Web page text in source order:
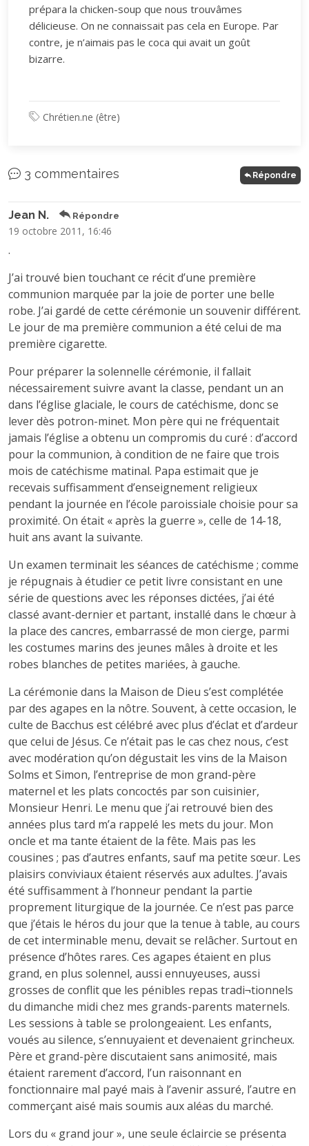
prépara la chicken-soup que nous trouvâmes
délicieuse. On ne connaissait pas cela en Europe. Par
contre, je n’aimais pas le coca qui avait un goût
bizarre.
Chrétien.ne (être)
3 commentaires Répondre
Jean N. Répondre
19 octobre 2011, 16:46
.
J’ai trouvé bien touchant ce récit d’une première
communion marquée par la joie de porter une belle
robe. J’ai gardé de cette cérémonie un souvenir différent.
Le jour de ma première communion a été celui de ma
première cigarette.
Pour préparer la solennelle cérémonie, il fallait
nécessairement suivre avant la classe, pendant un an
dans l’église glaciale, le cours de catéchisme, donc se
lever dès potron-minet. Mon père qui ne fréquentait
jamais l’église a obtenu un compromis du curé : d’accord
pour la communion, à condition de ne faire que trois
mois de catéchisme matinal. Papa estimait que je
recevais suffisamment d’enseignement religieux
pendant la journée en l’école paroissiale choisie pour sa
proximité. On était « après la guerre », celle de 14-18,
huit ans avant la suivante.
Un examen terminait les séances de catéchisme ; comme
je répugnais à étudier ce petit livre consistant en une
série de questions avec les réponses dictées, j’ai été
classé avant-dernier et partant, installé dans le chœur à
la place des cancres, embarrassé de mon cierge, parmi
les costumes marins des jeunes mâles à droite et les
robes blanches de petites mariées, à gauche.
La cérémonie dans la Maison de Dieu s’est complétée
par des agapes en la nôtre. Souvent, à cette occasion, le
culte de Bacchus est célébré avec plus d’éclat et d’ardeur
que celui de Jésus. Ce n’était pas le cas chez nous, c’est
avec modération qu’on dégustait les vins de la Maison
Solms et Simon, l’entreprise de mon grand-père
maternel et les plats concoctés par son cuisinier,
Monsieur Henri. Le menu que j’ai retrouvé bien des
années plus tard m’a rappelé les mets du jour. Mon
oncle et ma tante étaient de la fête. Mais pas les
cousines ; pas d’autres enfants, sauf ma petite sœur. Les
plaisirs conviviaux étaient réservés aux adultes. J’avais
été suffisamment à l’honneur pendant la partie
proprement liturgique de la journée. Ce n’est pas parce
que j’étais le héros du jour que la tenue à table, au cours
de cet interminable menu, devait se relâcher. Surtout en
présence d’hôtes rares. Ces agapes étaient en plus
grand, en plus solennel, aussi ennuyeuses, aussi
grosses de conflit que les pénibles repas tradi¬tionnels
du dimanche midi chez mes grands-parents maternels.
Les sessions à table se prolongeaient. Les enfants,
voués au silence, s’ennuyaient et devenaient grincheux.
Père et grand-père discutaient sans animosité, mais
étaient rarement d’accord, l’un raisonnant en
fonctionnaire mal payé mais à l’avenir assuré, l’autre en
commerçant aisé mais soumis aux aléas du marché.
Lors du « grand jour », une seule éclaircie se présenta